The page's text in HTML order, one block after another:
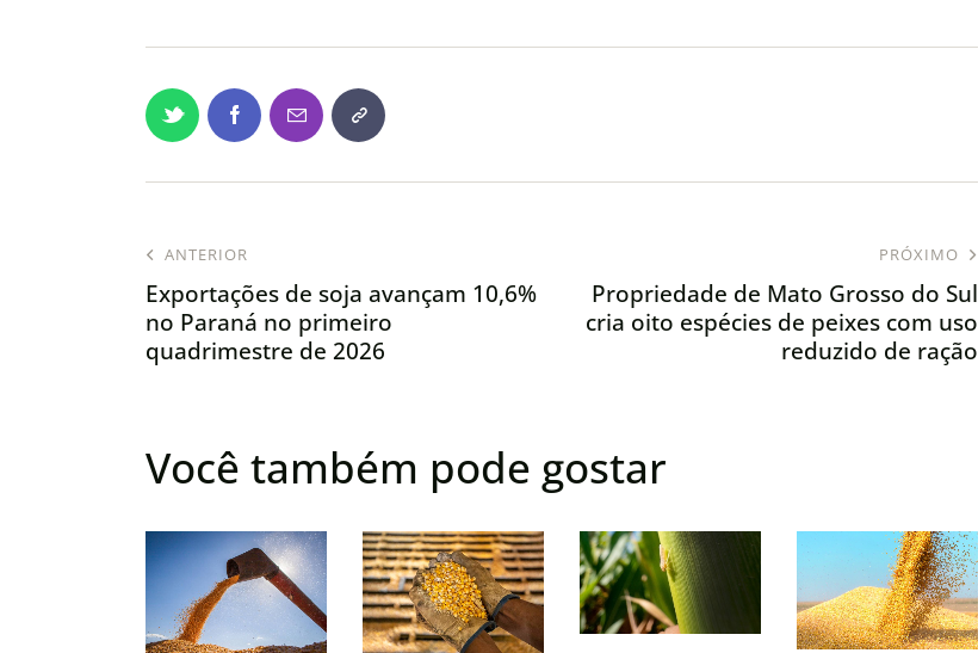
ANTERIOR
Exportações de soja avançam 10,6%
no Paraná no primeiro
quadrimestre de 2026
PRÓXIMO
Propriedade de Mato Grosso do Sul
cria oito espécies de peixes com uso
reduzido de ração
Você também pode gostar